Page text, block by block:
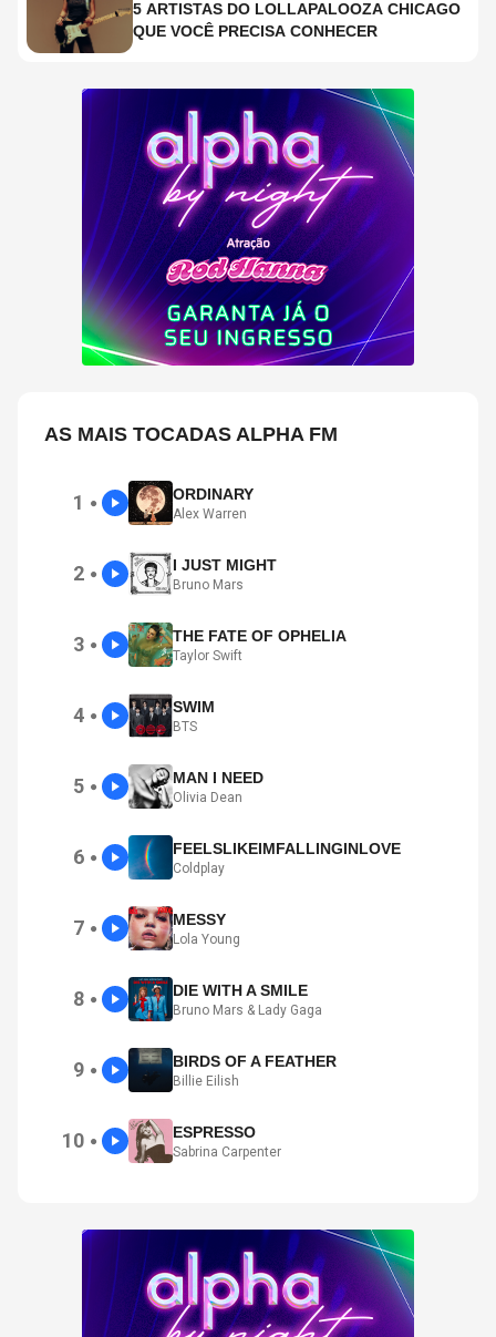
5 ARTISTAS DO LOLLAPALOOZA CHICAGO
QUE VOCÊ PRECISA CONHECER
AS MAIS TOCADAS ALPHA FM
1 ● ORDINARY
Alex Warren
2 ● I JUST MIGHT
Bruno Mars
3 ● THE FATE OF OPHELIA
Taylor Swift
4 ● SWIM
BTS
5 ● MAN I NEED
Olivia Dean
6 ● FEELSLIKEIMFALLINGINLOVE
Coldplay
7 ● MESSY
Lola Young
8 ● DIE WITH A SMILE
Bruno Mars & Lady Gaga
9 ● BIRDS OF A FEATHER
Billie Eilish
10 ● ESPRESSO
Sabrina Carpenter